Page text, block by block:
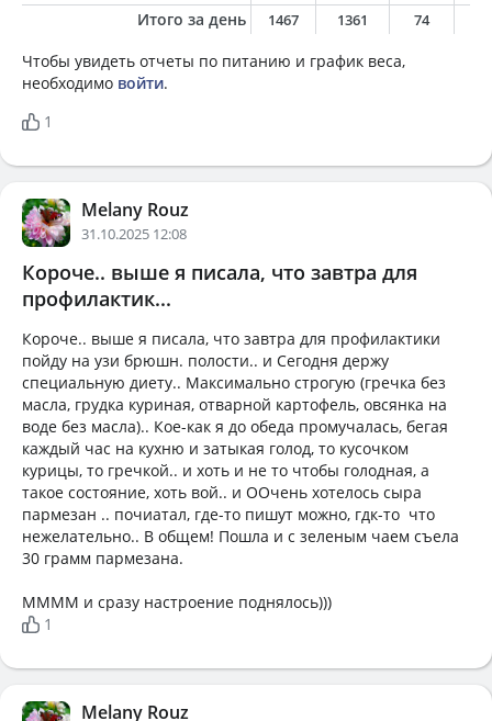
Итого за день 1467 1361 74
Чтобы увидеть отчеты по питанию и график веса,
необходимо войти.
1
Melany Rouz
31.10.2025 12:08
Короче.. выше я писала, что завтра для
профилактик...
Короче.. выше я писала, что завтра для профилактики
пойду на узи брюшн. полости.. и Сегодня держу
специальную диету.. Максимально строгую (гречка без
масла, грудка куриная, отварной картофель, овсянка на
воде без масла).. Кое-как я до обеда промучалась, бегая
каждый час на кухню и затыкая голод, то кусочком
курицы, то гречкой.. и хоть и не то чтобы голодная, а
такое состояние, хоть вой.. и ООчень хотелось сыра
пармезан .. почиатал, где-то пишут можно, гдк-то что
нежелательно.. В общем! Пошла и с зеленым чаем съела
30 грамм пармезана.
ММММ и сразу настроение поднялось)))
1
Melany Rouz